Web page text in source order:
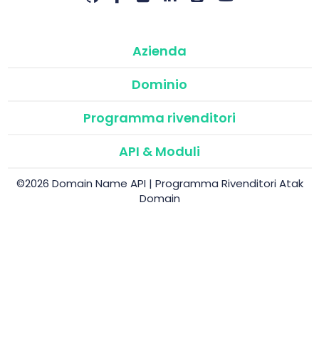
Azienda
Dominio
Programma rivenditori
API & Moduli
©2026 Domain Name API | Programma Rivenditori Atak
Domain